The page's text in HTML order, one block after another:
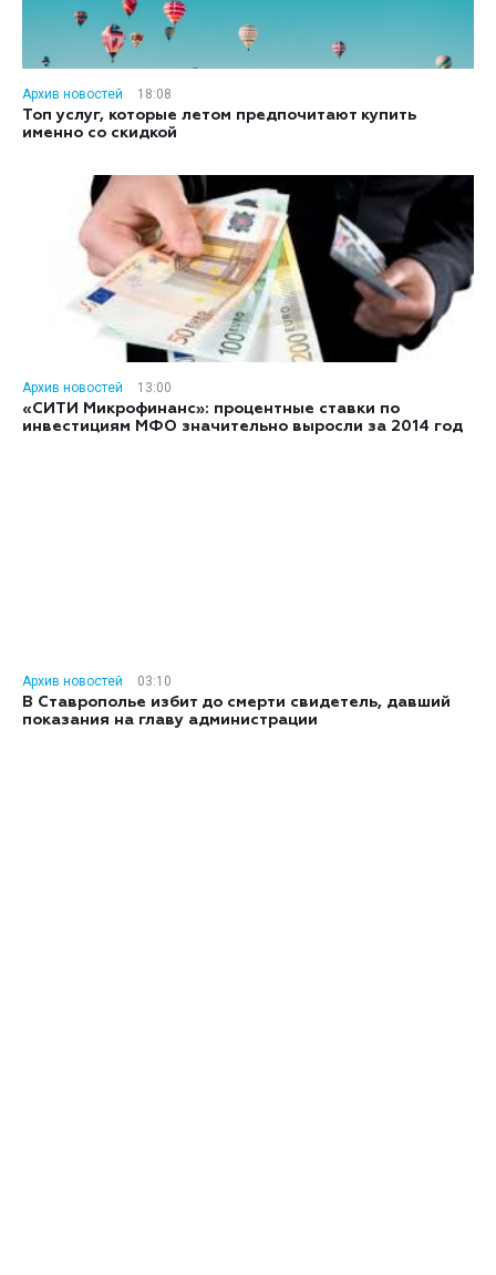
Архив новостей
18:08
Топ услуг, которые летом предпочитают купить
именно со скидкой
Архив новостей
13:00
«СИТИ Микрофинанс»: процентные ставки по
инвестициям МФО значительно выросли за 2014 год
Архив новостей
03:10
В Ставрополье избит до смерти свидетель, давший
показания на главу администрации